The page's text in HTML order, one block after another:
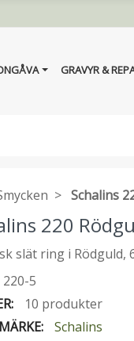
GRAVYR &
Schalins
220
slät ring i Rödguld,
220-5
10 produkter
Schalins